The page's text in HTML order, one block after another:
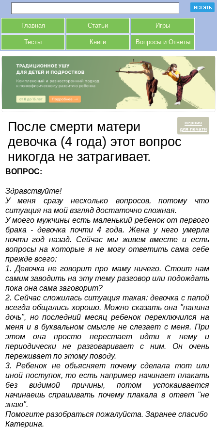
Главная Статьи Игры
Тесты Книги Вопросы и Ответы
версия
для печати
После смерти матери
девочка (4 года) этот вопрос
никогда не затрагивает.
ВОПРОС:
Здравствуйте!
У меня сразу несколько вопросов, потому что
ситуация на мой взгляд достаточно сложная.
У моего мужчины есть маленький ребенок от первого
брака - девочка почти 4 года. Жена у него умерла
почти год назад. Сейчас мы живем вместе и есть
вопросы на которые я не могу ответить сама себе
прежде всего:
1. Девочка не говорит про маму ничего. Стоит нам
самим заводить на эту тему разговор или подождать
пока она сама заговорит?
2. Сейчас сложилась ситуация такая: девочка с папой
всегда общались хорошо. Можно сказать она "папина
дочь", но последний месяц ребенок переключился на
меня и в буквальном смысле не слезает с меня. При
этом она просто перестает идти к нему и
периодически не разговаривает с ним. Он очень
переживает по этому поводу.
3. Ребенок не объясняет почему сделала тот или
иной поступок, то есть например начинает плакать
без видимой причины, потом успокаивается
начинаешь спрашивать почему плакала в ответ "не
знаю".
Помогите разобраться пожалуйста. Заранее спасибо
Катерина.